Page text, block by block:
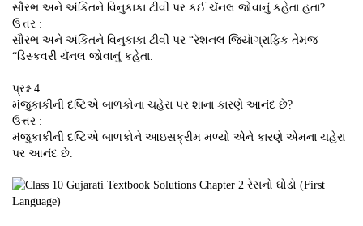
સૌરભ અને અંકિતને વિનુકાકા ટીવી પર કઈ ચૅનલ જોવાનું કહેતા હતા?
ઉત્તર :
સૌરભ અને અંકિતને વિનુકાકા ટીવી પર “રૅશનલ જિયૉગ્રાફિક તેમજ
“ડિસ્કવરી ચૅનલ જોવાનું કહેતા.
પ્રશ્ન 4.
મંજુકાકીની દષ્ટિએ બાળકોના ચહેરા પર શાના કારણે આનંદ છે?
ઉત્તર :
મંજુકાકીની દષ્ટિએ બાળકોને આઇસક્રીમ મળ્યો એને કારણે એમના ચહેરા
પર આનંદ છે.